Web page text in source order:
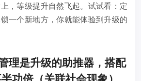
，等级提升自然飞起。试试看：定
一个新地方，你就能体验到升级的
理是升级的助推器，搭配
功倍（关联社会现象）